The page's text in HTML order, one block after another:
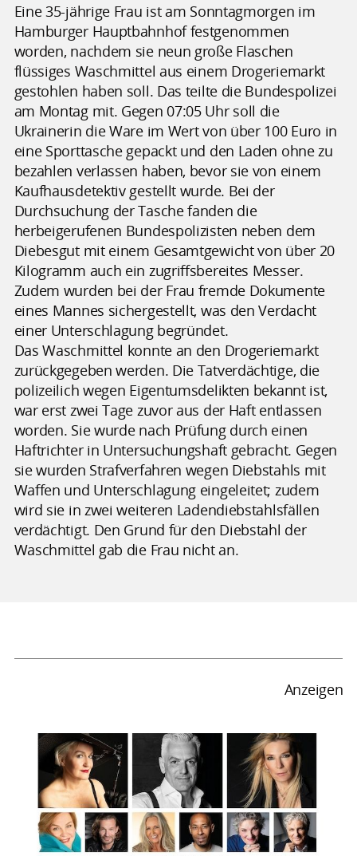
Eine 35-jährige Frau ist am Sonntagmorgen im
Hamburger Hauptbahnhof festgenommen
worden, nachdem sie neun große Flaschen
flüssiges Waschmittel aus einem Drogeriemarkt
gestohlen haben soll. Das teilte die Bundespolizei
am Montag mit. Gegen 07:05 Uhr soll die
Ukrainerin die Ware im Wert von über 100 Euro in
eine Sporttasche gepackt und den Laden ohne zu
bezahlen verlassen haben, bevor sie von einem
Kaufhausdetektiv gestellt wurde. Bei der
Durchsuchung der Tasche fanden die
herbeigerufenen Bundespolizisten neben dem
Diebesgut mit einem Gesamtgewicht von über 20
Kilogramm auch ein zugriffsbereites Messer.
Zudem wurden bei der Frau fremde Dokumente
eines Mannes sichergestellt, was den Verdacht
einer Unterschlagung begründet.
Das Waschmittel konnte an den Drogeriemarkt
zurückgegeben werden. Die Tatverdächtige, die
polizeilich wegen Eigentumsdelikten bekannt ist,
war erst zwei Tage zuvor aus der Haft entlassen
worden. Sie wurde nach Prüfung durch einen
Haftrichter in Untersuchungshaft gebracht. Gegen
sie wurden Strafverfahren wegen Diebstahls mit
Waffen und Unterschlagung eingeleitet; zudem
wird sie in zwei weiteren Ladendiebstahlsfällen
verdächtigt. Den Grund für den Diebstahl der
Waschmittel gab die Frau nicht an.
Anzeigen